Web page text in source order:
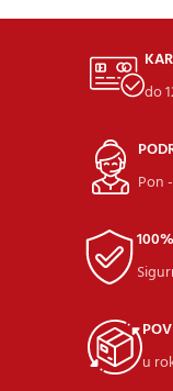
do
Pon
u